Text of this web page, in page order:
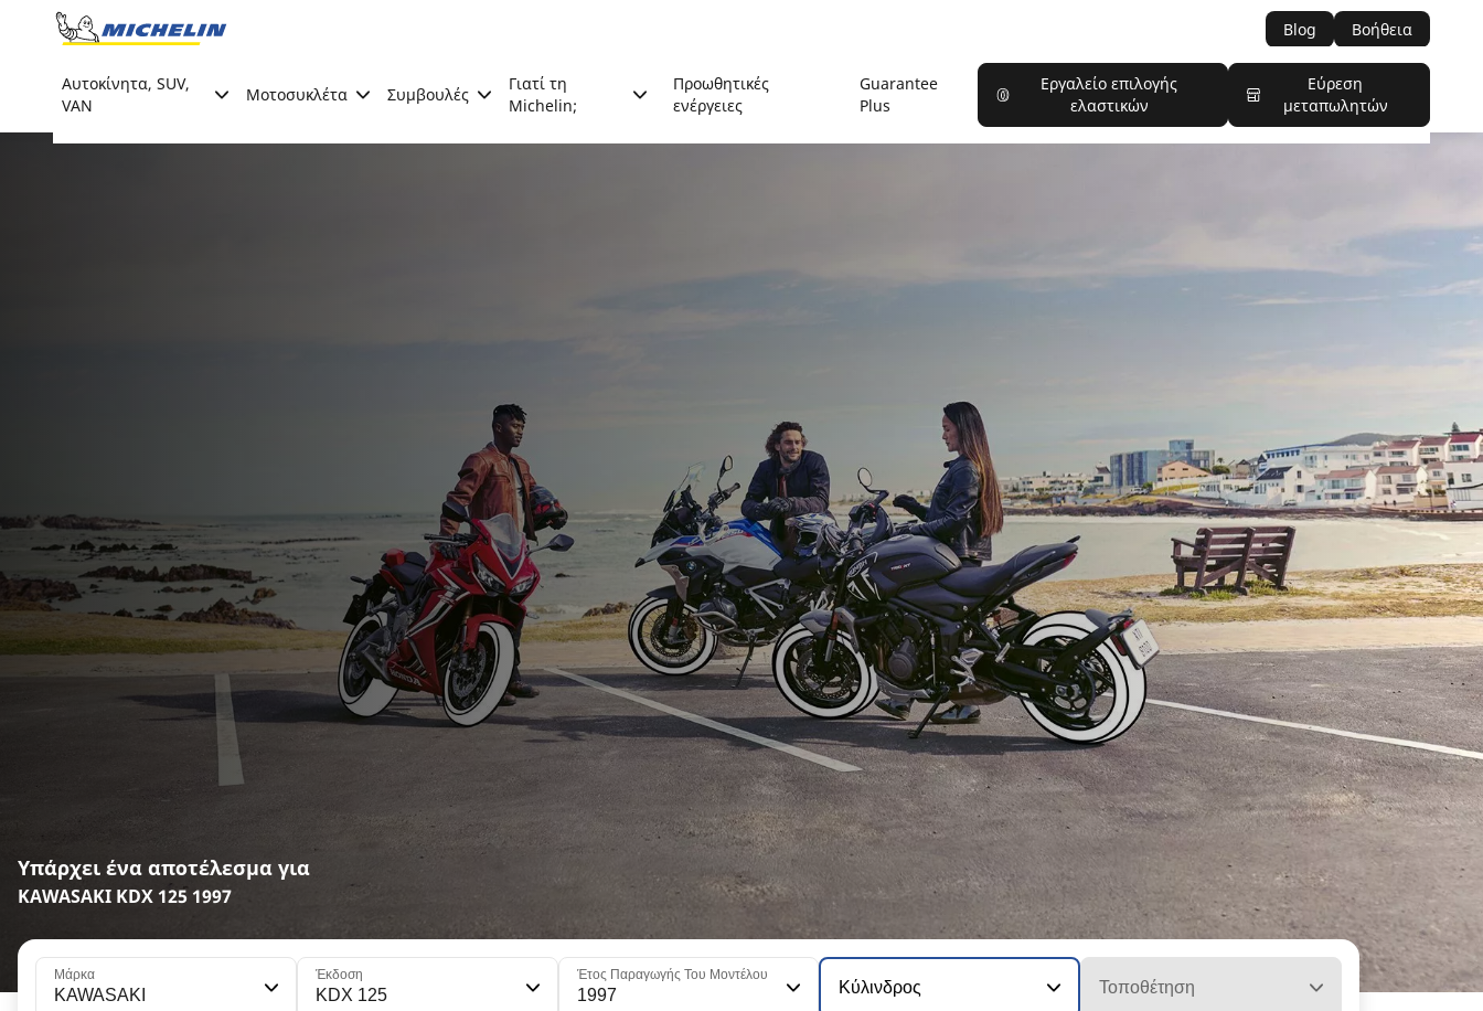
Go to page content
Blog Βοήθεια
Αυτοκίνητα, SUV,
VAN
Μοτοσυκλέτα Συμβουλές
Γιατί τη
Michelin;
Προωθητικές
ενέργειες
Guarantee
Plus
Εργαλείο επιλογής
ελαστικών
Εύρεση
μεταπωλητών
Υπάρχει ένα αποτέλεσμα για
KAWASAKI KDX 125 1997
Μάρκα
KAWASAKI
Έκδοση
KDX 125
Έτος Παραγωγής Του Μοντέλου
1997 Κύλινδρος Τοποθέτηση